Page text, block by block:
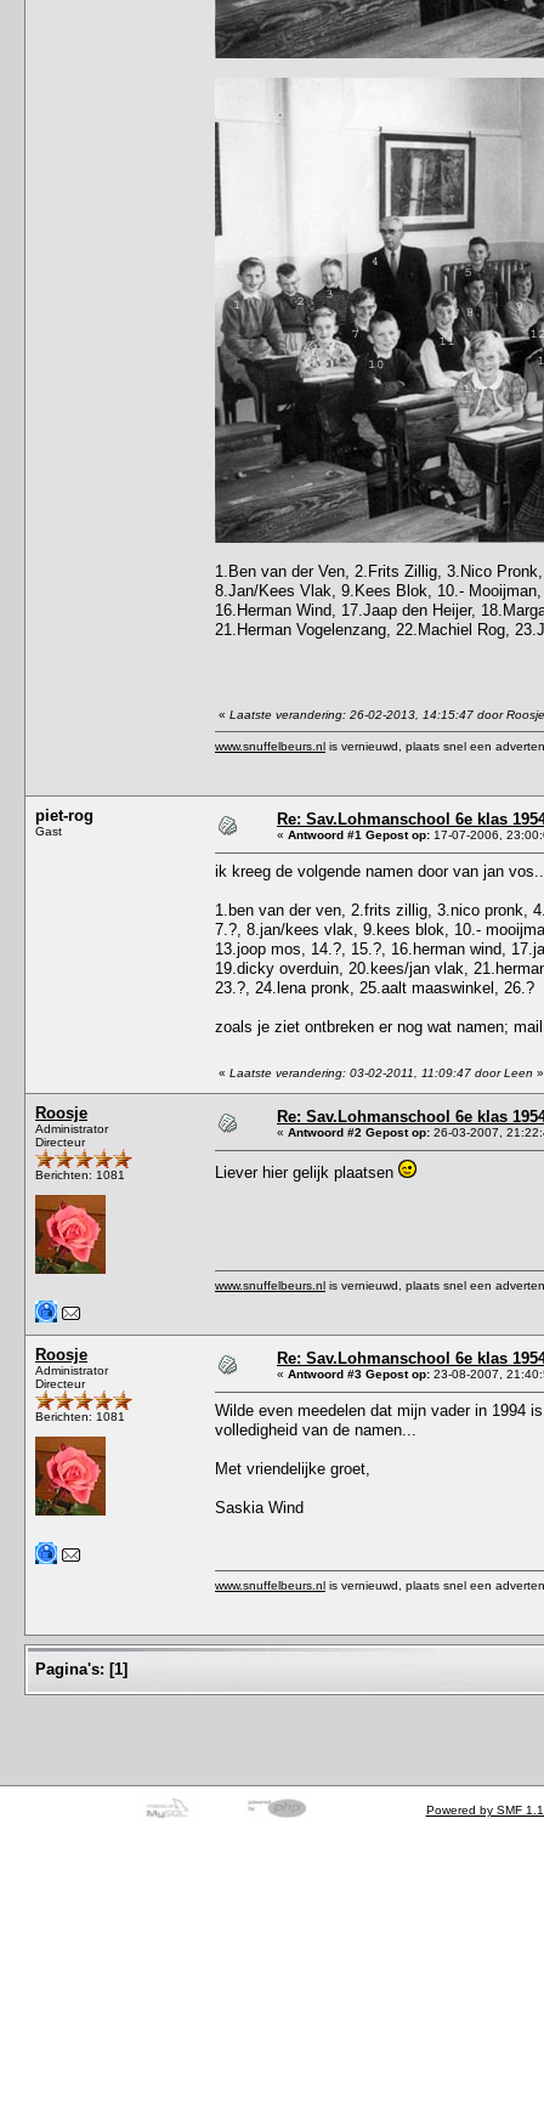
1.Ben van der Ven, 2.Frits Zillig, 3.Nico
8.Jan/Kees Vlak, 9.Kees Blok, 10.-
16.Herman Wind, 17.Jaap den Heijer,
21.Herman Vogelenzang, 22.Machiel Rog,
« Laatste verandering: 26-02-2013, 14:15:47 door Roosje
www.snuffelbeurs.nl is vernieuwd, plaats snel een
piet-rog
Gast
Re: Sav.Lohmanschool 6e klas
« Antwoord #1 Gepost op: 17-07-2006,
ik kreeg de volgende namen door van jan
1.ben van der ven, 2.frits zillig, 3.nico pronk,
7.?, 8.jan/kees vlak, 9.kees blok, 10.-
13.joop mos, 14.?, 15.?, 16.herman wind,
19.dicky overduin, 20.kees/jan vlak,
23.?, 24.lena pronk, 25.aalt maaswinkel, 26.?
zoals je ziet ontbreken er nog wat namen;
« Laatste verandering: 03-02-2011, 11:09:47 door Leen »
Roosje
Administrator
Directeur
Berichten: 1081
Re: Sav.Lohmanschool 6e klas
« Antwoord #2 Gepost op: 26-03-2007,
Liever hier gelijk plaatsen
www.snuffelbeurs.nl is vernieuwd, plaats snel een
Roosje
Administrator
Directeur
Berichten: 1081
Re: Sav.Lohmanschool 6e klas
« Antwoord #3 Gepost op: 23-08-2007,
Wilde even meedelen dat mijn vader in 1994
volledigheid van de namen...
Met vriendelijke groet,
Saskia Wind
www.snuffelbeurs.nl is vernieuwd, plaats snel een
Pagina's: [1]
Powered by SMF